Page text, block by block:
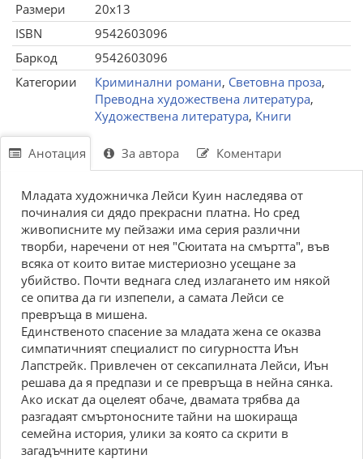
Размери
20x13
ISBN
9542603096
Баркод
9542603096
Категории
Криминални романи, Световна проза,
Преводна художествена литература,
Художествена литература, Книги
Анотация За автора Коментари
Младата художничка Лейси Куин наследява от
починалия си дядо прекрасни платна. Но сред
живописните му пейзажи има серия различни
творби, наречени от нея "Сюитата на смъртта", във
всяка от които витае мистериозно усещане за
убийство. Почти веднага след излагането им някой
се опитва да ги изпепели, а самата Лейси се
превръща в мишена.
Единственото спасение за младата жена се оказва
симпатичният специалист по сигурността Иън
Лапстрейк. Привлечен от сексапилната Лейси, Иън
решава да я предпази и се превръща в нейна сянка.
Ако искат да оцелеят обаче, двамата трябва да
разгадаят смъртоносните тайни на шокираща
семейна история, улики за която са скрити в
загадъчните картини